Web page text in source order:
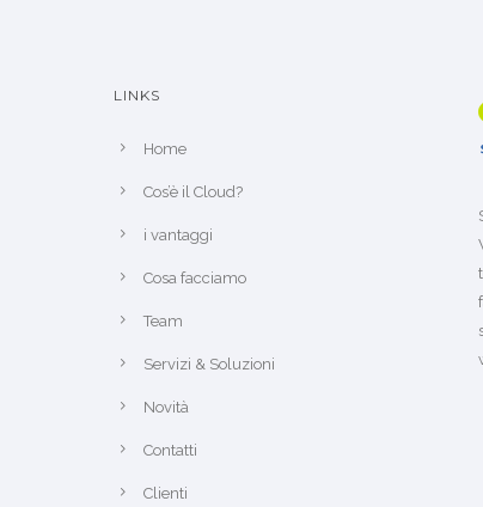
LINKS
Home
Cos’è il Cloud?
i vantaggi
Cosa facciamo
Team
Servizi & Soluzioni
Novità
Contatti
Clienti